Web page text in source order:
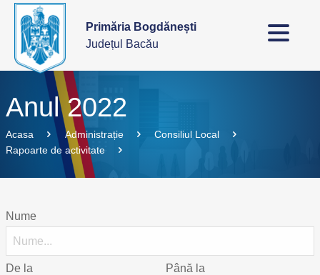
Primăria Bogdănești
Județul Bacău
Anul 2022
Acasa Administrație
Consiliul Local
Rapoarte de activitate
Nume
De la Până la